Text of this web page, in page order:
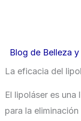
Blog de Belleza
La eficacia del
El lipoláser es
para la